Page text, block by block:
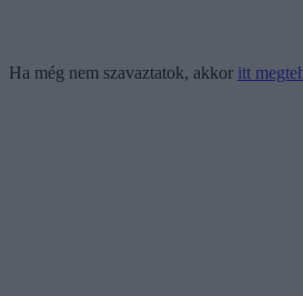
Ha még nem szavaztatok, akkor itt